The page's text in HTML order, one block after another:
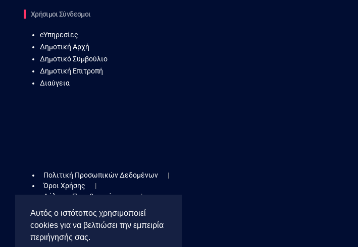
Χρήσιμοι Σύνδεσμοι
eΥπηρεσίες
Δημοτική Αρχή
Δημοτικό Συμβούλιο
Δημοτική Επιτροπή
Διαύγεια
Πολιτική Προσωπικών Δεδομένων
Όροι Χρήσης
Δήλωση Προσβασιμότητας
Cookies Toolbar
Αυτός ο ιστότοπος χρησιμοποιεί
cookies για να βελτιώσει την εμπειρία
περιήγησής σας.